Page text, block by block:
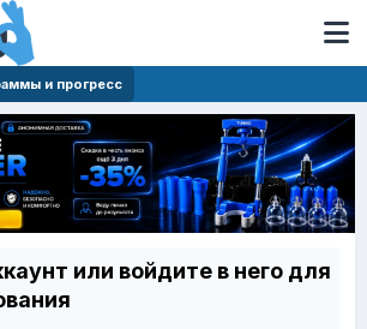
и прогресс
или войдите в него для